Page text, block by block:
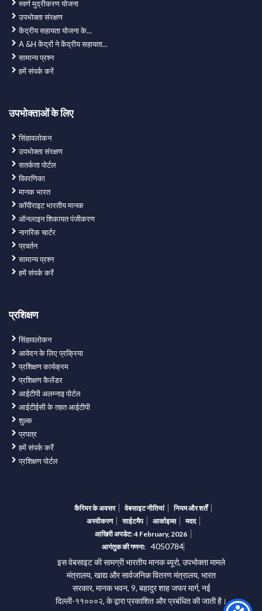
स्वर्ण मुद्रीकरण योजना
उपभोक्ता संरक्षण
केंद्रीय सहायता योजना के...
A &H केंद्रों ने केंद्रीय सहायता...
सामान्य प्रश्न
हमें संपर्क करें
उपभोक्ताओं के लिए
सिंहावलोकन
उपभोक्ता संरक्षण
सतर्कता पोर्टल
विवरणिका
मानक भारत
कॉपीराइट भारतीय मानक
ऑनलाइन शिकायत पंजीकरण
नागरिक चार्टर
प्रवर्तन
सामान्य प्रश्न
हमें संपर्क करेंं
प्रशिक्षण
सिंहावलोकन
आवेदन के लिए प्रक्रिया
प्रशिक्षण कार्यक्रम
प्रशिक्षण कैलेंडर
आईटीपी अलम्नाइ पोर्टल
आईटीईसी के तहत आईटीपी
शुल्क
प्रपत्र
हमें संपर्क करेंं
प्रशिक्षण पोर्टल
कैरियर के अवसर वेबसाइट नीतियां
नियम और शर्तें
अस्वीकरण
साईटमैप आर्काइव्स
मदद
आखिरी अपडेट: 4 February, 2026
आगंतुक की गणना: 4050784
इस वेबसाइट की सामग्री भारतीय मानक ब्यूरो, उपभोक्ता मामले
मंत्रालय, खाद्य और सार्वजनिक वितरण मंत्रालय, भारत
सरकार, मानक भवन, 9, बहादुर शाह जफर मार्ग, नई
दिल्ली-११०००२, के द्वारा प्रकाशित और प्रबंधित की जाती है।